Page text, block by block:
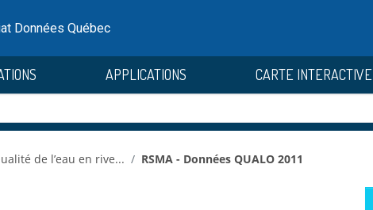
Données Québec
APPLICATIONS CARTE INTERACTIVE
de l’eau en rive... RSMA - Données QUALO 2011